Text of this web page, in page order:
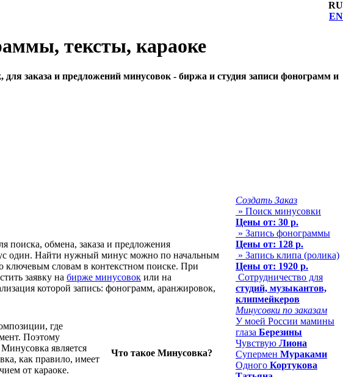
RU
EN
тексты, караоке
заказа и предложений минусовок - биржа и студия записи фонограмм и
поиска, обмена, заказа и предложения
один. Найти нужный минус можно по начальным
ключевым словам в контекстном поиске. При
заявку на бирже минусовок или на
которой запись: фонограмм, аранжировок,
где
Поэтому
является
как правило, имеет
от караоке.
Что такое Минусовка?
Создать Заказ
» Поиск минусовки
Цены от: 30 р.
» Запись фонограммы
Цены от: 128 р.
» Запись клипа (ролика)
Цены от: 1920 р.
Сотрудничество для
студий, музыкантов,
клипмейкеров
Минусовки по заказам
У моей России мамины
глаза Березины
Чувствую Лиона
Супермен Мураками
Одного Кортукова